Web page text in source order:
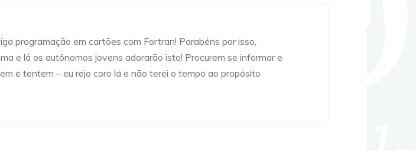
programação em cartões com Fortran! Parabéns por isso,
e lá os autônomos jovens adorarão isto! Procurem se informar e
e tentem – eu rejo coro lá e não terei o tempo ao propósito